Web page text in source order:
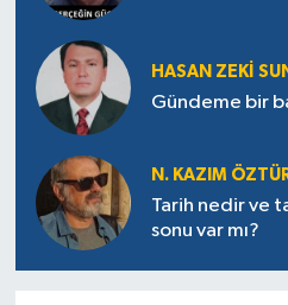
HASAN ZEKI
Gündeme bir
N. KAZIM
Tarih nedir ve
sonu var mı?